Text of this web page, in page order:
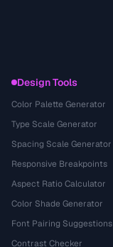
Design Tools
Color Palette Generator
Type Scale Generator
Spacing Scale Generator
Responsive Breakpoints
Aspect Ratio Calculator
Color Shade Generator
Font Pairing Suggestions
Contrast Checker